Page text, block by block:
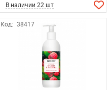
В наличии 22 шт
Код: 38417